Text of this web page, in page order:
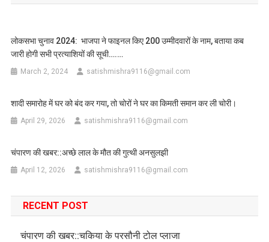
लोकसभा चुनाव 2024: भाजपा ने फाइनल किए 200 उम्मीदवारों के नाम, बताया कब
जारी होगी सभी प्रत्याशियों की सूची….…
March 2, 2024 satishmishra9116@gmail.com
शादी समारोह में घर को बंद कर गया, तो चोरों ने घर का किमती समान कर ली चोरी।
April 29, 2026 satishmishra9116@gmail.com
चंपारण की खबर::अच्छे लाल के मौत की गुत्थी अनसुलझी
April 12, 2026 satishmishra9116@gmail.com
RECENT POST
चंपारण की खबर::चकिया के परसौनी टोल प्लाजा